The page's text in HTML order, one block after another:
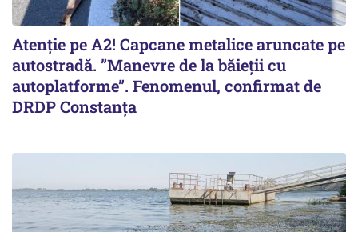
Atenție pe A2! Capcane metalice aruncate pe
autostradă. ”Manevre de la băieții cu
autoplatforme”. Fenomenul, confirmat de
DRDP Constanța